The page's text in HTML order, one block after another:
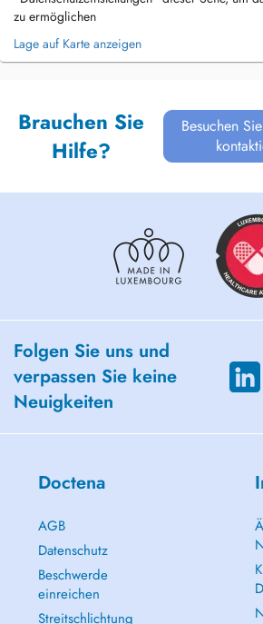
zu ermöglichen
Lage auf Karte anzeigen
Brauchen Sie
Hilfe?
Besuchen
Folgen Sie uns und
verpassen Sie keine
Neuigkeiten
Doctena
AGB
Datenschutz
Beschwerde
einreichen
Streitschlichtung